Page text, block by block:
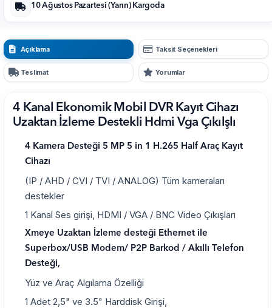
10 Ağustos Pazartesi (Yarın) Kargoda
Açıklama Taksit Seçenekleri
Teslimat Yorumlar
4 Kanal Ekonomik Mobil DVR Kayıt Cihazı
Uzaktan İzleme Destekli Hdmi Vga Çıkılşlı
4 Kamera Desteği 5 MP 5 in 1 H.265 Half Araç Kayıt
Cihazı
(IP / AHD / CVI / TVI / ANALOG) Tüm kameraları
destekler
1 Kanal Ses girişi, HDMI / VGA / BNC Video Çıkışları
Xmeye Uzaktan İzleme desteği Ethernet ile
Superbox/USB Modem/ P2P Barkod / Akıllı Telefon
Desteği,
Yüz ve Araç Algılama Özelliği
1 Adet 2,5" ve 3.5" Harddisk Girişi,